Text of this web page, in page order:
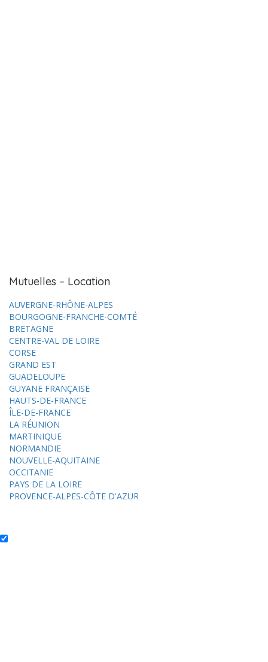
Mutuelles – Location
AUVERGNE-RHÔNE-ALPES
BOURGOGNE-FRANCHE-COMTÉ
BRETAGNE
CENTRE-VAL DE LOIRE
CORSE
GRAND EST
GUADELOUPE
GUYANE FRANÇAISE
HAUTS-DE-FRANCE
ÎLE-DE-FRANCE
LA RÉUNION
MARTINIQUE
NORMANDIE
NOUVELLE-AQUITAINE
OCCITANIE
PAYS DE LA LOIRE
PROVENCE-ALPES-CÔTE D'AZUR